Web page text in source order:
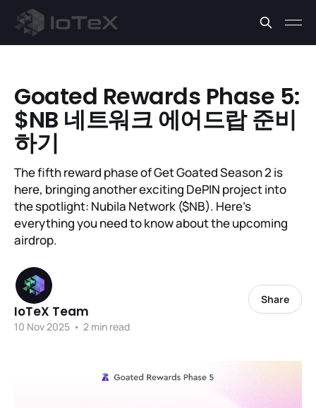
Goated Rewards Phase 5:
$NB 네트워크 에어드랍 준비
하기
The fifth reward phase of Get Goated Season 2 is
here, bringing another exciting DePIN project into
the spotlight: Nubila Network ($NB). Here’s
everything you need to know about the upcoming
airdrop.
IoTeX Team
10 Nov 2025 • 2 min read
Share